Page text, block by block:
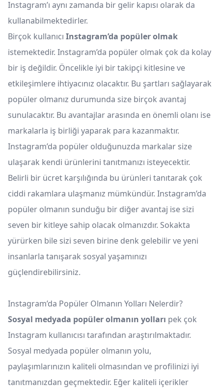
Instagram’ı aynı zamanda bir gelir kapısı olarak da
kullanabilmektedirler.
Birçok kullanıcı Instagram’da popüler olmak
istemektedir. Instagram’da popüler olmak çok da kolay
bir iş değildir. Öncelikle iyi bir takipçi kitlesine ve
etkileşimlere ihtiyacınız olacaktır. Bu şartları sağlayarak
popüler olmanız durumunda size birçok avantaj
sunulacaktır. Bu avantajlar arasında en önemli olanı ise
markalarla iş birliği yaparak para kazanmaktır.
Instagram’da popüler olduğunuzda markalar size
ulaşarak kendi ürünlerini tanıtmanızı isteyecektir.
Belirli bir ücret karşılığında bu ürünleri tanıtarak çok
ciddi rakamlara ulaşmanız mümkündür. Instagram’da
popüler olmanın sunduğu bir diğer avantaj ise sizi
seven bir kitleye sahip olacak olmanızdır. Sokakta
yürürken bile sizi seven birine denk gelebilir ve yeni
insanlarla tanışarak sosyal yaşamınızı
güçlendirebilirsiniz.
Instagram’da Popüler Olmanın Yolları Nelerdir?
Sosyal medyada popüler olmanın yolları pek çok
Instagram kullanıcısı tarafından araştırılmaktadır.
Sosyal medyada popüler olmanın yolu,
paylaşımlarınızın kaliteli olmasından ve profilinizi iyi
tanıtmanızdan geçmektedir. Eğer kaliteli içerikler